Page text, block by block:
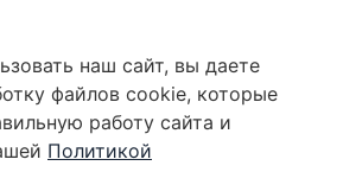
наш сайт, вы даете
файлов cookie, которые
работу сайта и
Политикой